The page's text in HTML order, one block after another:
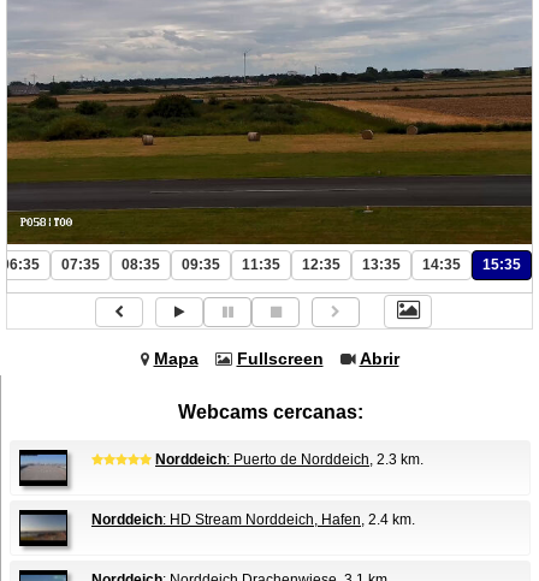
06:35 07:35 08:35 09:35 11:35 12:35 13:35 14:35 15:35
Mapa Fullscreen Abrir
Webcams cercanas:
Norddeich: Puerto de Norddeich, 2.3 km.
Norddeich: HD Stream Norddeich, Hafen, 2.4 km.